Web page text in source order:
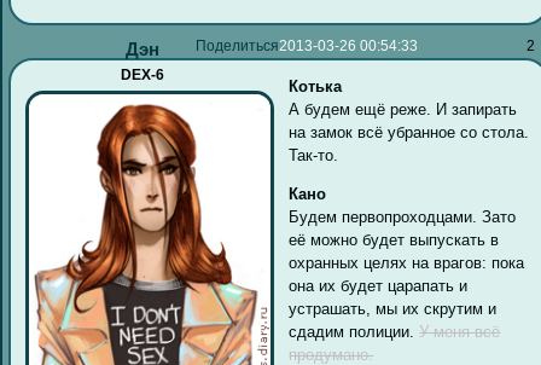
Поделиться 2
2013-03-26 00:54:33
Дэн
DEX-6
Котька
А будем ещё реже. И запирать
на замок всё убранное со стола.
Так-то.
Кано
Будем первопроходцами. Зато
её можно будет выпускать в
охранных целях на врагов: пока
она их будет царапать и
устрашать, мы их скрутим и
сдадим полиции.У меня всё
продумано.